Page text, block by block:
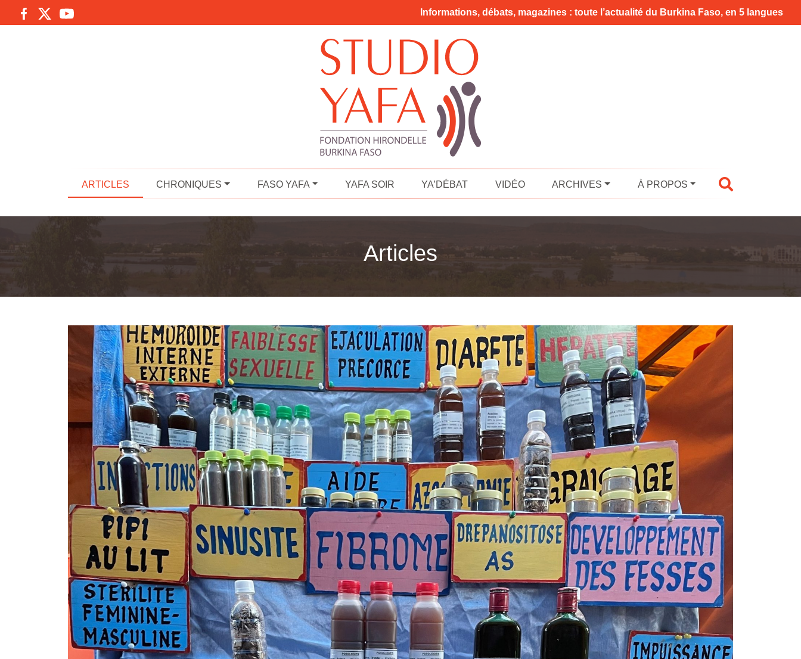
Informations, débats, magazines : toute l’actualité du Burkina Faso, en 5 langues
ARTICLES CHRONIQUES FASO YAFA YAFA SOIR YA’DÉBAT VIDÉO ARCHIVES À PROPOS
Articles